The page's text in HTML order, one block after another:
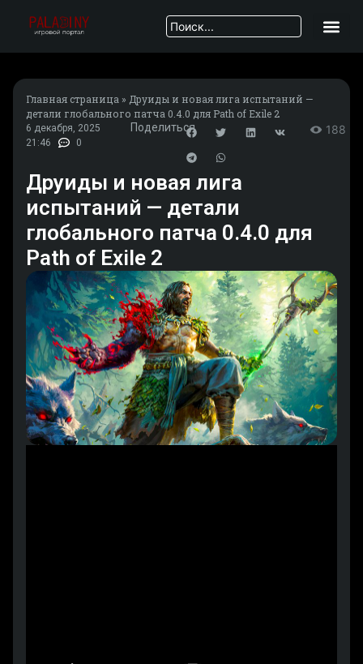
Главная страница » Друиды и новая лига испытаний —
детали глобального патча 0.4.0 для Path of Exile 2
6 декабря, 2025
21:46
0
Поделиться 188
Друиды и новая лига
испытаний — детали
глобального патча 0.4.0 для
Path of Exile 2